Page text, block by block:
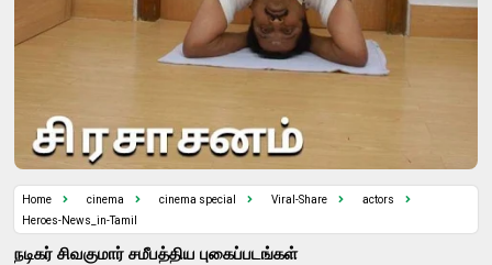
Home cinema cinema special Viral-Share
actors
Heroes-News_in-Tamil
நடிகர் சிவகுமார் சமீபத்திய புகைப்படங்கள்